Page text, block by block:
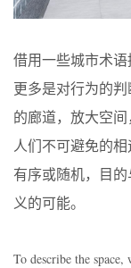
借用一些城市术语
更多是对行为的
的廊道，放大空间
人们不可避免的相
有序或随机，目
义的可能。
To describe the space,